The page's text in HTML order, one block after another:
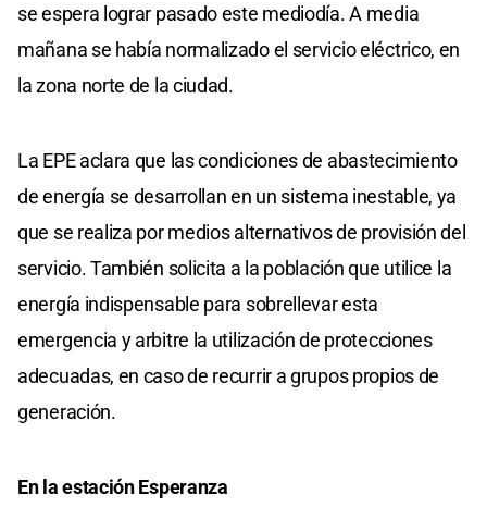
se espera lograr pasado este mediodía. A media
mañana se había normalizado el servicio eléctrico, en
la zona norte de la ciudad.
La EPE aclara que las condiciones de abastecimiento
de energía se desarrollan en un sistema inestable, ya
que se realiza por medios alternativos de provisión del
servicio. También solicita a la población que utilice la
energía indispensable para sobrellevar esta
emergencia y arbitre la utilización de protecciones
adecuadas, en caso de recurrir a grupos propios de
generación.
En la estación Esperanza